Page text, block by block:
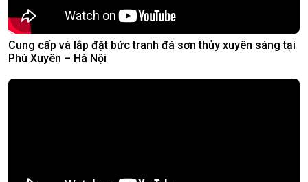
Cung cấp và lắp đặt bức tranh đá sơn thủy xuyên sáng tại
Phú Xuyên – Hà Nội